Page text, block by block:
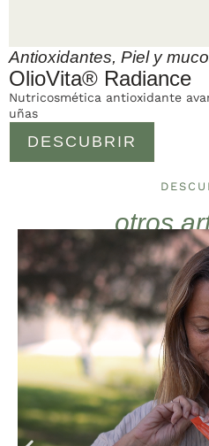
Antioxidantes, Piel y
OlioVita® Radiance
DESCUBRIR
Nutricosmética antioxidante
uñas
otros